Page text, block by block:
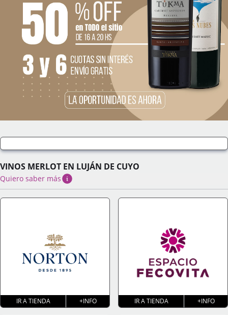
VINOS MERLOT EN LUJÁN DE CUYO
Quiero saber más
IR A TIENDA +INFO IR A TIENDA +INFO